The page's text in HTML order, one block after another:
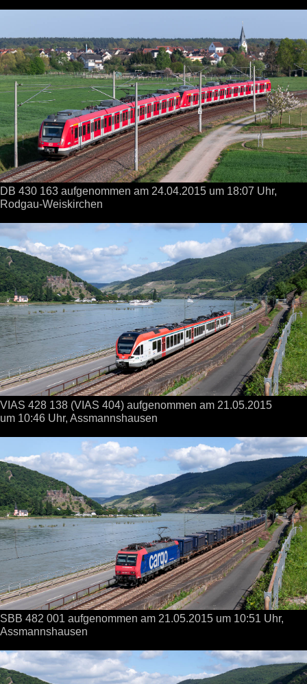
DB 430 163 aufgenommen am 24.04.2015 um 18:07 Uhr,
Rodgau-Weiskirchen
VIAS 428 138 (VIAS 404) aufgenommen am 21.05.2015
um 10:46 Uhr, Assmannshausen
SBB 482 001 aufgenommen am 21.05.2015 um 10:51 Uhr,
Assmannshausen